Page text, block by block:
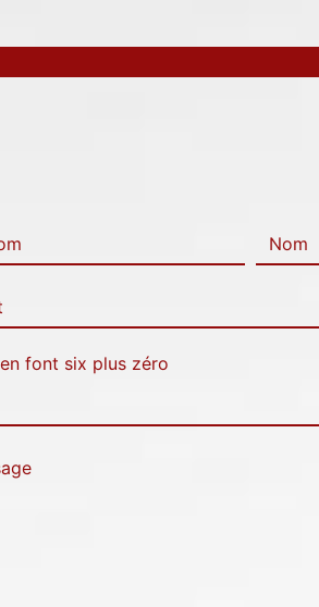
font six plus zéro